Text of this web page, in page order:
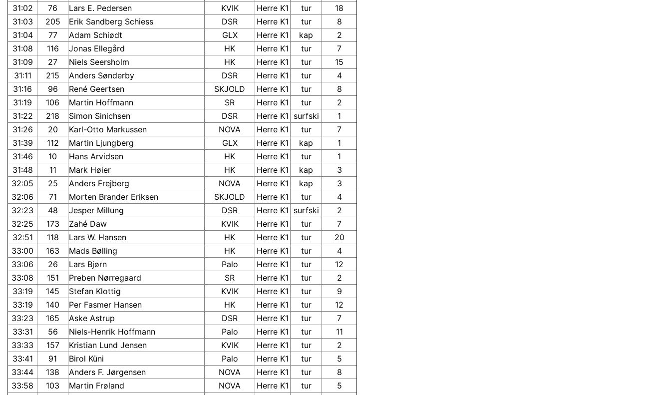
31:02
76 Lars E. Pedersen KVIK Herre K1 tur
18
31:03
205 Erik Sandberg Schiess DSR Herre K1 tur
8
31:04
77 Adam Schiødt GLX Herre K1 kap
2
31:08
116 Jonas Ellegård HK Herre K1 tur
7
31:09
27 Niels Seersholm HK Herre K1 tur
15
31:11
215 Anders Sønderby DSR Herre K1 tur
4
31:16
96 René Geertsen SKJOLD Herre K1 tur
8
31:19
106 Martin Hoffmann SR Herre K1 tur
2
31:22
218 Simon Sinichsen DSR Herre K1 surfski
1
31:26
20 Karl-Otto Markussen NOVA Herre K1 tur
7
31:39
112 Martin Ljungberg GLX Herre K1 kap
1
31:46
10 Hans Arvidsen HK Herre K1 tur
1
31:48
11 Mark Høier HK Herre K1 kap
3
32:05
25 Anders Frejberg NOVA Herre K1 kap
3
32:06
71 Morten Brander Eriksen SKJOLD Herre K1 tur
4
32:23
48 Jesper Millung DSR Herre K1 surfski
2
32:25
173 Zahé Daw KVIK Herre K1 tur
7
32:51
118 Lars W. Hansen HK Herre K1 tur
20
33:00
163 Mads Bølling HK Herre K1 tur
4
33:06
26 Lars Bjørn Palo Herre K1 tur
12
33:08
151 Preben Nørregaard SR Herre K1 tur
2
33:19
145 Stefan Klottig KVIK Herre K1 tur
9
33:19
140 Per Fasmer Hansen HK Herre K1 tur
12
33:23
165 Aske Astrup DSR Herre K1 tur
7
33:31
56 Niels-Henrik Hoffmann Palo Herre K1 tur
11
33:33
157 Kristian Lund Jensen KVIK Herre K1 tur
2
33:41
91 Birol Küni Palo Herre K1 tur
5
33:44
138 Anders F. Jørgensen NOVA Herre K1 tur
8
33:58
103 Martin Frøland NOVA Herre K1 tur
5